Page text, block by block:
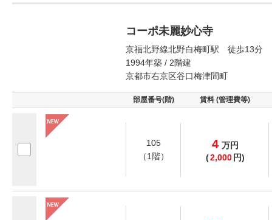
コーポ未麗妙心寺
京福北野線北野白梅町駅 徒歩13分
1994年築 / 2階建
京都市右京区谷口梅津間町
部屋番号(階) 賃料 (管理費等)
105
（1階）
4 万円
(2,000 円)